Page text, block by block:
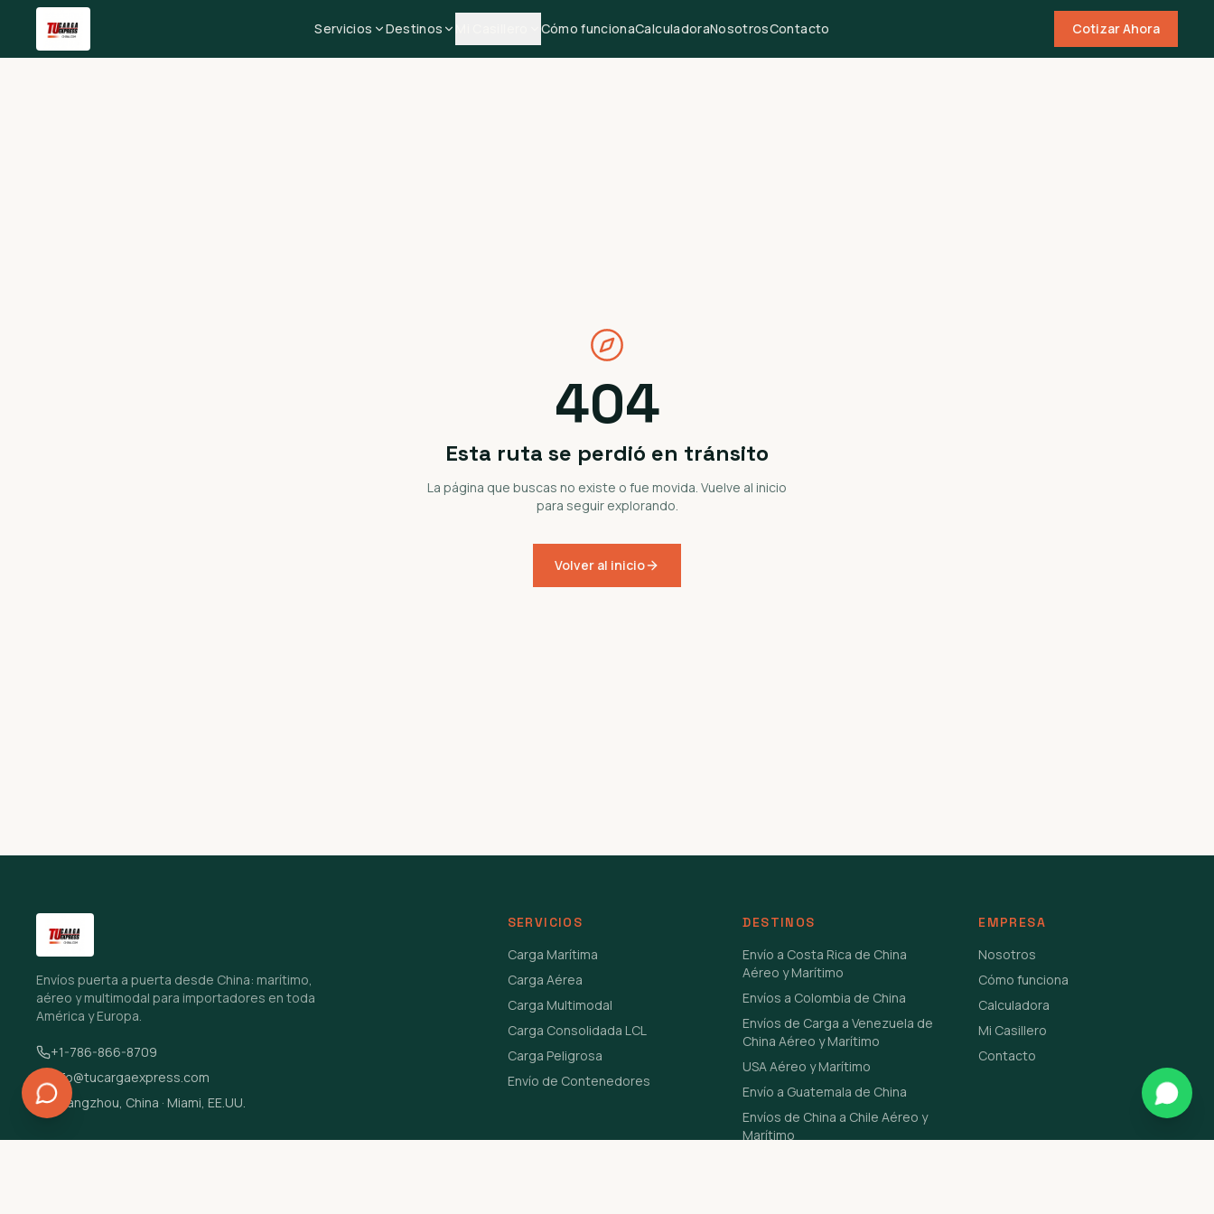
Servicios Destinos Cómo funcionaCalculadoraNosotrosContacto Cotizar Ahora
404
Esta ruta se perdió en tránsito
La página que buscas no existe o fue movida. Vuelve al inicio
para seguir explorando.
Volver al inicio
Envíos puerta a puerta desde China: marítimo,
aéreo y multimodal para importadores en toda
América y Europa.
+1-786-866-8709
info@tucargaexpress.com
Guangzhou, China · Miami, EE.UU.
SERVICIOS
Carga Marítima
Carga Aérea
Carga Multimodal
Carga Consolidada LCL
Carga Peligrosa
Envío de Contenedores
DESTINOS
Envío a Costa Rica de China
Aéreo y Marítimo
Envíos a Colombia de China
Envíos de Carga a Venezuela de
China Aéreo y Marítimo
USA Aéreo y Marítimo
Envío a Guatemala de China
Envíos de China a Chile Aéreo y
Marítimo
EMPRESA
Nosotros
Cómo funciona
Calculadora
Mi Casillero
Contacto